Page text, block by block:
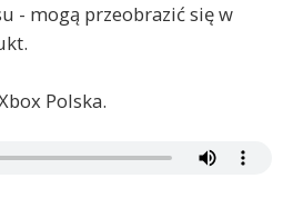
- mogą przeobrazić się w
Polska.